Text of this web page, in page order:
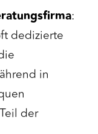
:
dedizierte
in
der